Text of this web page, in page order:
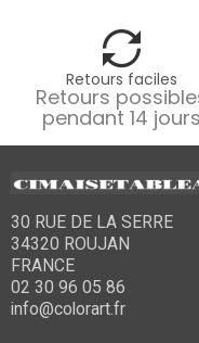
Retours faciles
Retours
pendant 14 jours
30 RUE DE LA SERRE
34320 ROUJAN
FRANCE
02 30 96 05 86
info@colorart.fr